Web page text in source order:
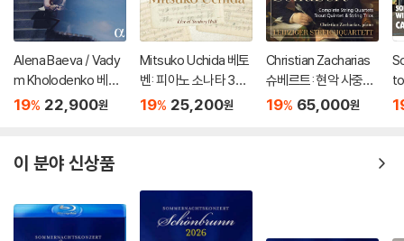
Alena Baeva / Vady
m Kholodenko 베토
벤: 바이올린 소나타 5
lin Sonatas Nos. 5 "S
19% 22,900원
Mitsuko Uchida 베토
벤: 피아노 소나타 30-
32번 (Beethoven: Pi
19% 25,200원
Christian Zacharias
슈베르트: 현악 사중주
전곡 외 (Schubert: C
19% 65,000원
이 분야 신상품